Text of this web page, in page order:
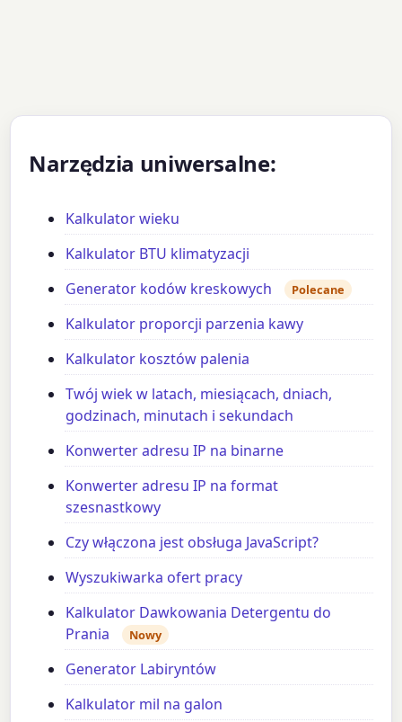
Narzędzia uniwersalne:
Kalkulator wieku
Kalkulator BTU klimatyzacji
Generator kodów kreskowych
Polecane
Kalkulator proporcji parzenia kawy
Kalkulator kosztów palenia
Twój wiek w latach, miesiącach, dniach,
godzinach, minutach i sekundach
Konwerter adresu IP na binarne
Konwerter adresu IP na format
szesnastkowy
Czy włączona jest obsługa JavaScript?
Wyszukiwarka ofert pracy
Kalkulator Dawkowania Detergentu do
Prania
Nowy
Generator Labiryntów
Kalkulator mil na galon